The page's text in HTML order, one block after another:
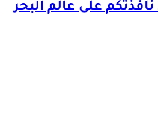
البحر 24 نافذتكم على عالم البحر